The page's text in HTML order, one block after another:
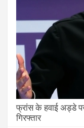
फ्रांस के हवाई अड्डे
गिरफ्तार